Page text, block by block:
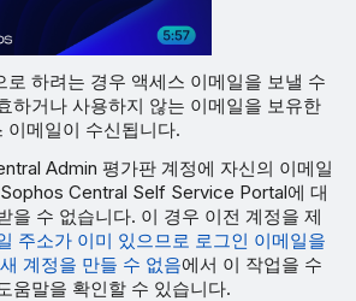
로 하려는 경우 액세스 이메일을 보낼 수
하거나 사용하지 않는 이메일을 보유한
이메일이 수신됩니다.
Admin 평가판 계정에 자신의 이메일
Central Self Service Portal에 대
을 수 없습니다. 이 경우 이전 계정을 제
주소가 이미 있으므로 로그인 이메일을
계정을 만들 수 없음에서 이 작업을 수
움말을 확인할 수 있습니다.